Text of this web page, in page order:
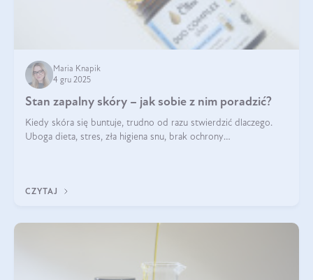
Maria Knapik
4 gru 2025
Stan zapalny skóry – jak sobie z nim poradzić?
Kiedy skóra się buntuje, trudno od razu stwierdzić dlaczego.
Uboga dieta, stres, zła higiena snu, brak ochrony
CZYTAJ